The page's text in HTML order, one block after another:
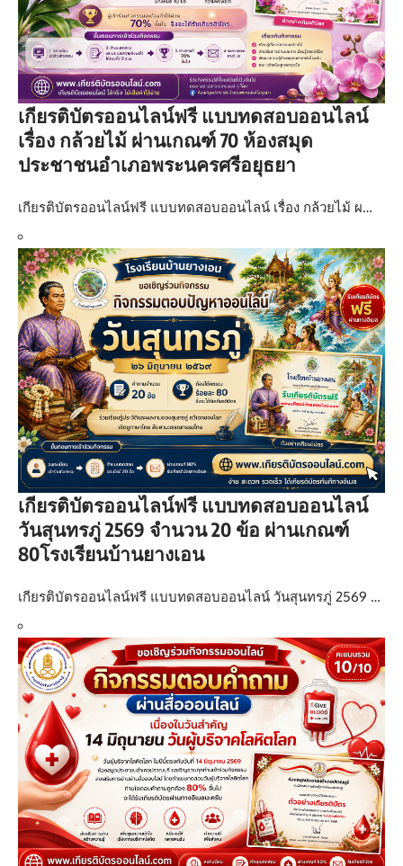
เกียรติบัตรออนไลน์ฟรี แบบทดสอบออนไลน์
เรื่อง กล้วยไม้ ผ่านเกณฑ์ 70 ห้องสมุด
ประชาชนอำเภอพระนครศรีอยุธยา
เกียรติบัตรออนไลน์ฟรี แบบทดสอบออนไลน์ เรื่อง กล้วยไม้ ผ…
เกียรติบัตรออนไลน์ฟรี แบบทดสอบออนไลน์
วันสุนทรภู่ 2569 จำนวน 20 ข้อ ผ่านเกณฑ์
80โรงเรียนบ้านยางเอน
เกียรติบัตรออนไลน์ฟรี แบบทดสอบออนไลน์ วันสุนทรภู่ 2569 …